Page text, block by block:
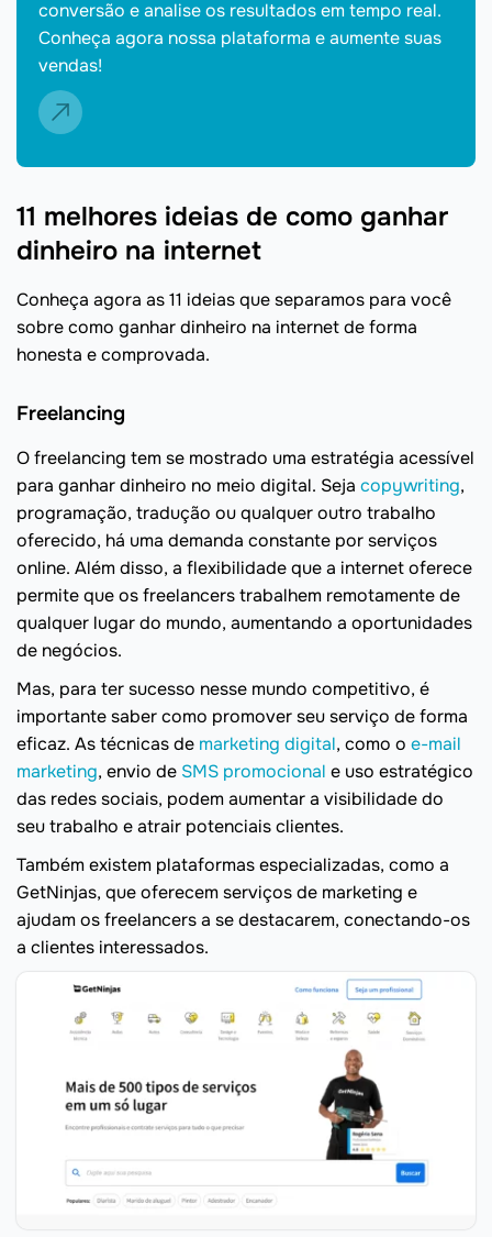
conversão e analise os resultados em tempo real.
Conheça agora nossa plataforma e aumente suas
vendas!
11 melhores ideias de como ganhar
dinheiro na internet
Conheça agora as 11 ideias que separamos para você
sobre como ganhar dinheiro na internet de forma
honesta e comprovada.
Freelancing
O freelancing tem se mostrado uma estratégia acessível
para ganhar dinheiro no meio digital. Seja copywriting,
programação, tradução ou qualquer outro trabalho
oferecido, há uma demanda constante por serviços
online. Além disso, a flexibilidade que a internet oferece
permite que os freelancers trabalhem remotamente de
qualquer lugar do mundo, aumentando a oportunidades
de negócios.
Mas, para ter sucesso nesse mundo competitivo, é
importante saber como promover seu serviço de forma
eficaz. As técnicas de marketing digital, como o e-mail
marketing, envio de SMS promocional e uso estratégico
das redes sociais, podem aumentar a visibilidade do
seu trabalho e atrair potenciais clientes.
Também existem plataformas especializadas, como a
GetNinjas, que oferecem serviços de marketing e
ajudam os freelancers a se destacarem, conectando-os
a clientes interessados.